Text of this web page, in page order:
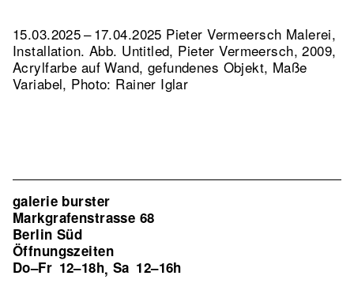
15.03.2025 – 17.04.2025 Pieter Vermeersch Malerei,
Installation. Abb. Untitled, Pieter Vermeersch, 2009,
Acrylfarbe auf Wand, gefundenes Objekt, Maße
Variabel, Photo: Rainer Iglar
galerie burster
Markgrafenstrasse 68
Berlin Süd
Öffnungszeiten
Do–Fr 12–18h, Sa 12–16h